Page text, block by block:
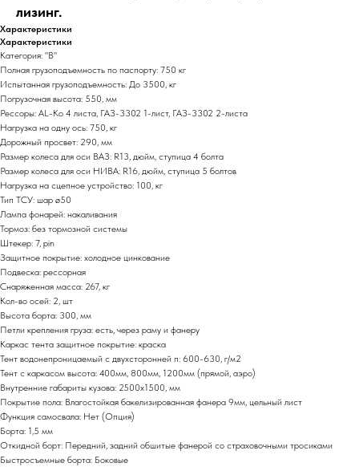
лизинг.
Характеристики
Характеристики
Категория: "В"
Полная грузоподъемность по паспорту: 750 кг
Испытанная грузоподъемность: До 3500, кг
Погрузочная высота: 550, мм
Рессоры: AL-Ko 4 листа, ГАЗ-3302 1-лист, ГАЗ-3302 2-листа
Нагрузка на одну ось: 750, кг
Дорожный просвет: 290, мм
Размер колеса для оси ВАЗ: R13, дюйм, ступица 4 болта
Размер колеса для оси НИВА: R16, дюйм, ступица 5 болтов
Нагрузка на сцепное устройство: 100, кг
Тип ТСУ: шар ø50
Лампа фонарей: накаливания
Тормоз: без тормозной системы
Штекер: 7, pin
Защитное покрытие: холодное цинкование
Подвеска: рессорная
Снаряженная масса: 267, кг
Кол-во осей: 2, шт
Высота борта: 300, мм
Петли крепления груза: есть, через раму и фанеру
Каркас тента защитное покрытие: краска
Тент водонепроницаемый с двухсторонней п: 600-630, г/м2
Тент с каркасом высота: 400мм, 800мм, 1200мм (прямой, аэро)
Внутренние габариты кузова: 2500х1500, мм
Покрытие пола: Влагостойкая бакелизированная фанера 9мм, цельный лист
Функция самосвала: Нет (Опция)
Борта: 1,5 мм
Откидной борт: Передний, задний обшитые фанерой со страховочными тросиками
Быстросъемные борта: Боковые